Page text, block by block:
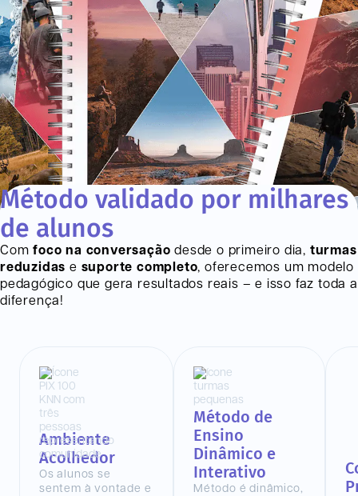
Método validado por milhares
de alunos
Comfoco na conversação desde o primeiro dia, turmas
reduzidas e suporte completo, oferecemos um modelo
pedagógico que gera resultados reais – e isso faz toda a
diferença!
Ambiente
Acolhedor
Os alunos se
sentem à vontade e
Método de
Ensino
Dinâmico e
Interativo
Método é dinâmico,